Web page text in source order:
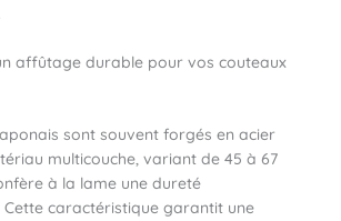
affûtage durable pour vos couteaux
sont souvent forgés en acier
multicouche, variant de 45 à 67
à la lame une dureté
Cette caractéristique garantit une